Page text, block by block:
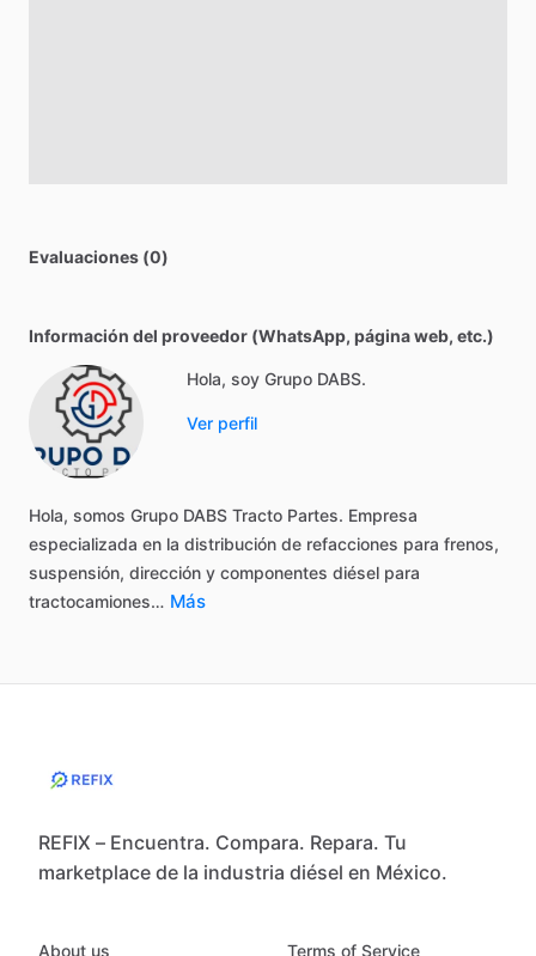
Evaluaciones (0)
Información del proveedor (WhatsApp, página web, etc.)
Hola, soy Grupo DABS.
Ver perfil
Hola, somos Grupo DABS Tracto Partes. Empresa
especializada en la distribución de refacciones para frenos,
suspensión, dirección y componentes diésel para
tractocamiones… Más
REFIX – Encuentra. Compara. Repara. Tu
marketplace de la industria diésel en México.
About us Terms of Service